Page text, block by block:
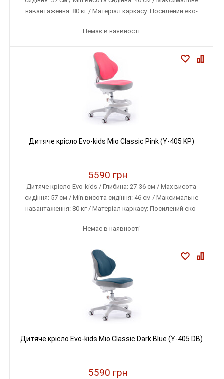
навантаження: 80 кг / Матеріал каркасу: Посилений еко-
Немає в наявності
Дитяче крісло Evo-kids Mio Classic Pink (Y-405 KP)
5590 грн
Дитяче крісло Evo-kids / Глибина: 27-36 см / Max висота
сидіння: 57 см / Min висота сидіння: 46 см / Максимальне
навантаження: 80 кг / Матеріал каркасу: Посилений еко-
Немає в наявності
Дитяче крісло Evo-kids Mio Classic Dark Blue (Y-405 DB)
5590 грн